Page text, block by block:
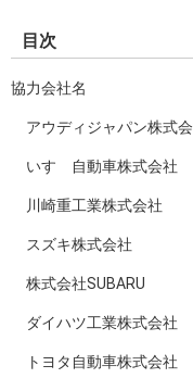
目次
協力会社名
アウディジャパン株式
いすゞ自動車株式会社
川崎重工業株式会社
スズキ株式会社
株式会社SUBARU
ダイハツ工業株式会社
トヨタ自動車株式会社